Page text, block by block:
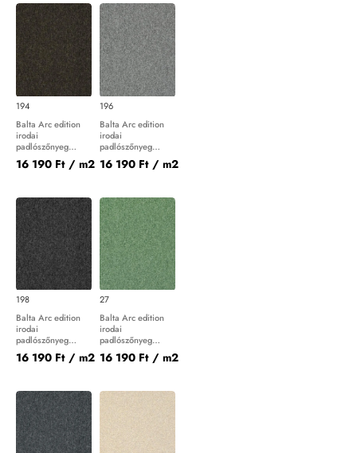
194
Balta Arc edition
irodai
padlószőnyeg
Master 194
16 190 Ft / m2
196
Balta Arc edition
irodai
padlószőnyeg
Master 196
16 190 Ft / m2
198
Balta Arc edition
irodai
padlószőnyeg
Master 198
16 190 Ft / m2
27
Balta Arc edition
irodai
padlószőnyeg
Master 27
16 190 Ft / m2